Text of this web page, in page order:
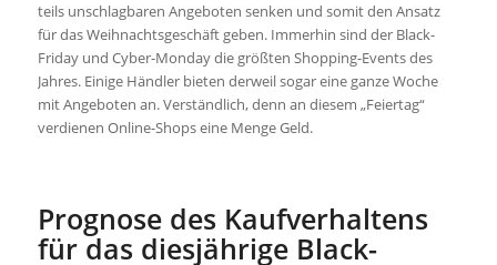
teils unschlagbaren Angeboten senken und somit den Ansatz
für das Weihnachtsgeschäft geben. Immerhin sind der Black-
Friday und Cyber-Monday die größten Shopping-Events des
Jahres. Einige Händler bieten derweil sogar eine ganze Woche
mit Angeboten an. Verständlich, denn an diesem „Feiertag“
verdienen Online-Shops eine Menge Geld.
Prognose des Kaufverhaltens
für das diesjährige Black-